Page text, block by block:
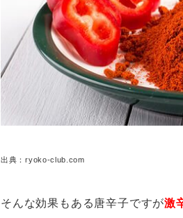
出典：ryoko-club.com
そんな効果もある唐辛子ですが激